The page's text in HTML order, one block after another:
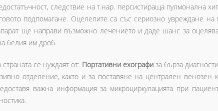
следствие на т.нар. персистираща пулмонална
подпомагане. Оцелелите са със сериозно увреждане
ще направи възможно лечението и даде шанс за
белия им дроб.
се нуждаят от: Портативни ехографиза бърза
отделение, както и за поставяне на централен венозен
важна информация за микроциркулацията при